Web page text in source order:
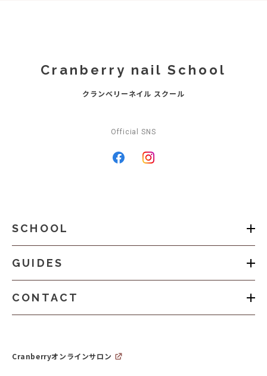
Cranberry nail School
クランベリーネイル スクール
Official SNS
SCHOOL
GUIDES
CONTACT
Cranberryオンラインサロン